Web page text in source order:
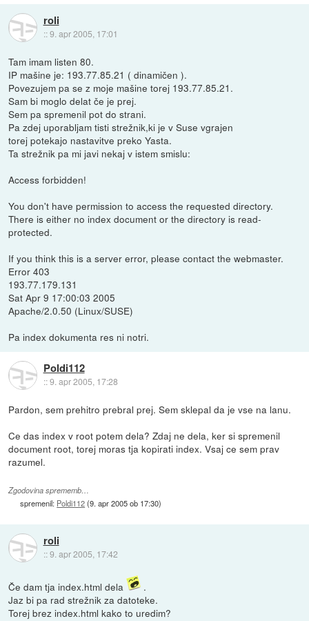
roli
::9. apr 2005, 17:01
Tam imam listen 80.
IP mašine je: 193.77.85.21 ( dinamičen ).
Povezujem pa se z moje mašine torej 193.77.85.21.
Sam bi moglo delat če je prej.
Sem pa spremenil pot do strani.
Pa zdej uporabljam tisti strežnik,ki je v Suse vgrajen
torej potekajo nastavitve preko Yasta.
Ta strežnik pa mi javi nekaj v istem smislu:
Access forbidden!
You don't have permission to access the requested directory.
There is either no index document or the directory is read-
protected.
If you think this is a server error, please contact the webmaster.
Error 403
193.77.179.131
Sat Apr 9 17:00:03 2005
Apache/2.0.50 (Linux/SUSE)
Pa index dokumenta res ni notri.
Poldi112
::9. apr 2005, 17:28
Pardon, sem prehitro prebral prej. Sem sklepal da je vse na lanu.
Ce das index v root potem dela? Zdaj ne dela, ker si spremenil
document root, torej moras tja kopirati index. Vsaj ce sem prav
razumel.
Zgodovina sprememb…
spremenil: Poldi112(9. apr 2005 ob 17:30)
roli
::9. apr 2005, 17:42
Če dam tja index.html dela
.
Jaz bi pa rad strežnik za datoteke.
Torej brez index.html kako to uredim?